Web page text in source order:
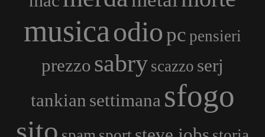
musicaodio pc pensieri
prezzo sabry scazzo serj
tankian settimana sfogo